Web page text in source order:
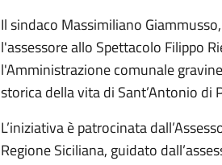
Il sindaco Massimiliano
l'assessore allo Spettacolo Filippo
l'Amministrazione comunale
storica della vita di Sant’Antonio di
L’iniziativa è patrocinata
Regione Siciliana, guidato